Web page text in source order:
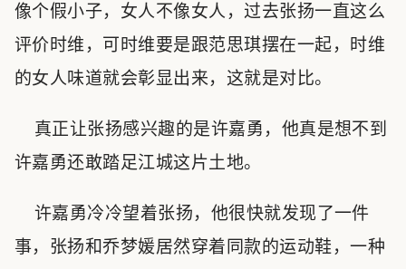
像个假小子，女人不像女人，过去张扬一直这么
评价时维，可时维要是跟范思琪摆在一起，时维
的女人味道就会彰显出来，这就是对比。
真正让张扬感兴趣的是许嘉勇，他真是想不到
许嘉勇还敢踏足江城这片土地。
许嘉勇冷冷望着张扬，他很快就发现了一件
事，张扬和乔梦媛居然穿着同款的运动鞋，一种